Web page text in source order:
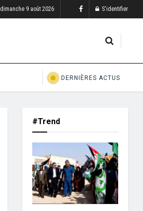
dimanche 9 août 2026 S'identifier
DERNIÈRES ACTUS
#Trend